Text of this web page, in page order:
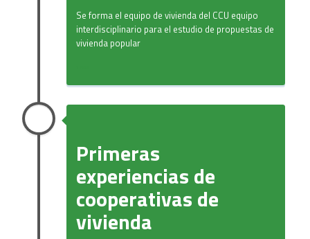
Se forma el equipo de vivienda del CCU equipo
interdisciplinario para el estudio de propuestas de
vivienda popular
Primeras
experiencias de
cooperativas de
vivienda